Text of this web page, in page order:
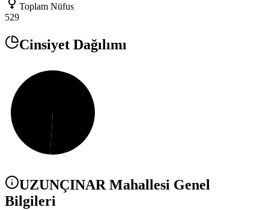
Toplam Nüfus
529
Cinsiyet Dağılımı
UZUNÇINARMahallesi Genel
Bilgileri